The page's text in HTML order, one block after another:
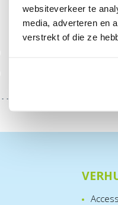
websiteverkeer te
media, adverteren en
verstrekt of die ze